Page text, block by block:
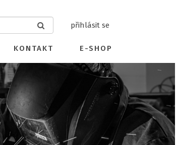
přihlásit se
KONTAKT E-SHOP